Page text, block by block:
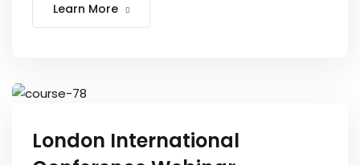
a FATEF
Learn More
London International